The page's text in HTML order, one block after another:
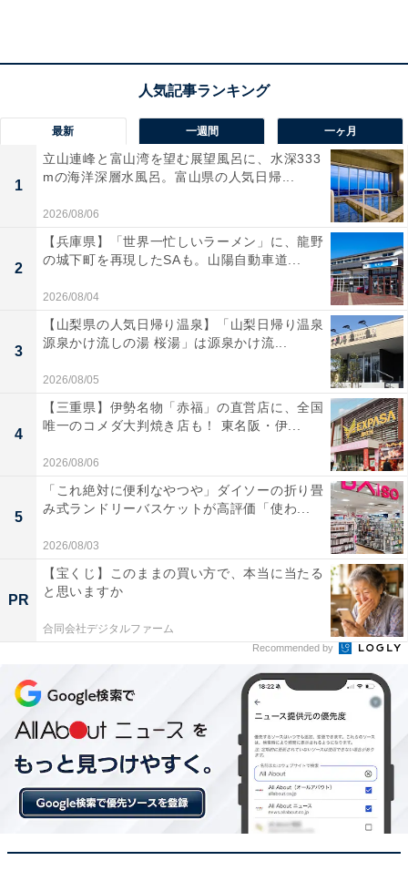
「水の香りがして本当に船に乗っている感じがする
から」（30代女性／山口県）
1位：プーさんのハニーハント／61票
「ハニーポット（はちみつのつぼ）」に乗って、100エ
ーカーの森やプーさんの夢の中を冒険するアトラクショ
ン。まるで生きているかのように跳ねたり回ったりする
不思議な動きに、子どもから大人まで夢中になります。
絵本の中に入り込んだような没入感がよいというコメン
トが多数ありました。
回答者コメント
「ライドが自由に動く独特のシステムで、毎回少し
違う体験ができ、楽しめるから」（50代男性／広島
最新 一週間 一ヶ月
1
立山連峰と富山湾を望む展望風呂に、水深333
mの海洋深層水風呂。富山県の人気日帰...
2026/08/06
2
【兵庫県】「世界一忙しいラーメン」に、龍野
の城下町を再現したSAも。山陽自動車道...
2026/08/04
3
【山梨県の人気日帰り温泉】「山梨日帰り温泉
源泉かけ流しの湯 桜湯」は源泉かけ流...
2026/08/05
4
【三重県】伊勢名物「赤福」の直営店に、全国
唯一のコメダ大判焼き店も！ 東名阪・伊...
2026/08/06
5
「これ絶対に便利なやつや」ダイソーの折り畳
み式ランドリーバスケットが高評価「使わ...
2026/08/03
PR
【宝くじ】このままの買い方で、本当に当たる
と思いますか
合同会社デジタルファーム
Recommended by